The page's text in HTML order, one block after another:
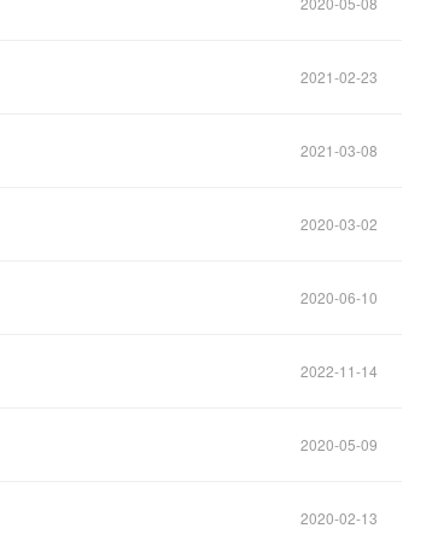
2021-02-23
2021-03-08
2020-03-02
2020-06-10
2022-11-14
2020-05-09
2020-02-13